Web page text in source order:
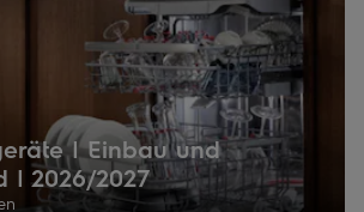
| Einbau und
| 2026/2027